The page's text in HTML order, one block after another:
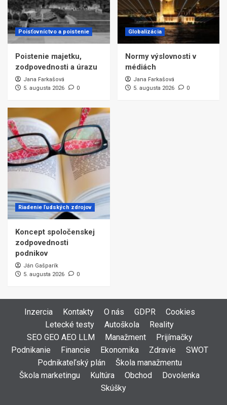
Poisťovníctvo a poistenie
Poistenie majetku,
zodpovednosti a úrazu
Jana Farkašová
5. augusta 2026
0
Globalizácia
Normy výslovnosti v
médiách
Jana Farkašová
5. augusta 2026
0
Riadenie ľudských zdrojov
Koncept spoločenskej
zodpovednosti
podnikov
Ján Gašparík
5. augusta 2026
0
Inzercia Kontakty O nás GDPR
Cookies
Letecké testy
Autoškola
Reality
SEO GEO AEO LLM
Manažment
Prijímačky
Podnikanie
Financie Ekonomika Zdravie
SWOT
Podnikateľský plán
Škola manažmentu
Škola marketingu
Kultúra Obchod
Dovolenka
Skúšky